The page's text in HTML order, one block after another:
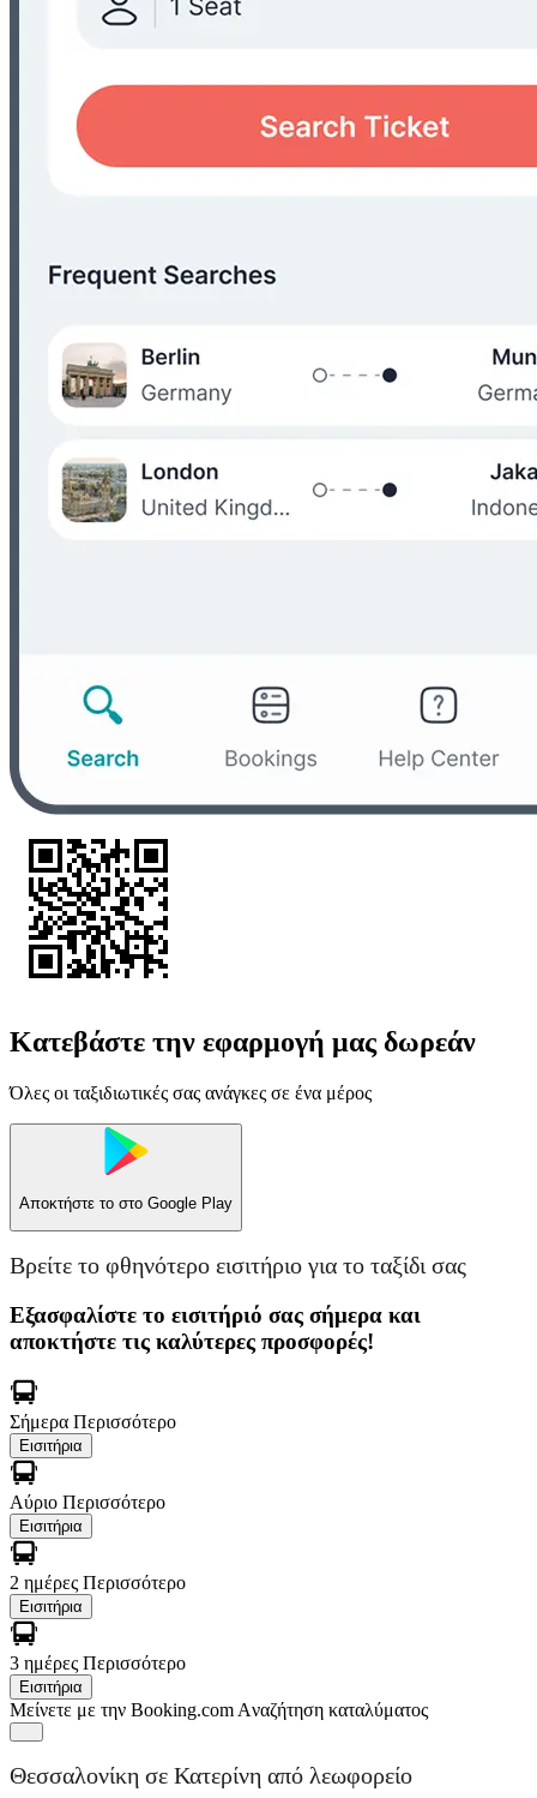
Κατεβάστε την εφαρμογή μας δωρεάν
Όλες οι ταξιδιωτικές σας ανάγκες σε ένα μέρος
Αποκτήστε το στο Google Play
Βρείτε το φθηνότερο εισιτήριο για το ταξίδι σας
Εξασφαλίστε το εισιτήριό σας σήμερα και
αποκτήστε τις καλύτερες προσφορές!
Σήμερα Περισσότερο
Εισιτήρια
Αύριο Περισσότερο
Εισιτήρια
2 ημέρες Περισσότερο
Εισιτήρια
3 ημέρες Περισσότερο
Εισιτήρια
Μείνετε με την Booking.com Aναζήτηση καταλύματος
Θεσσαλονίκη σε Κατερίνη από λεωφορείο